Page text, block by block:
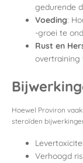
gedurende
Voeding:
-groei te
Rust en
overtraining
Hoewel Proviron
steroïden
Verhoogd